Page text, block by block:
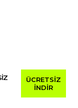
ÜCRETSİZ
İNDİR